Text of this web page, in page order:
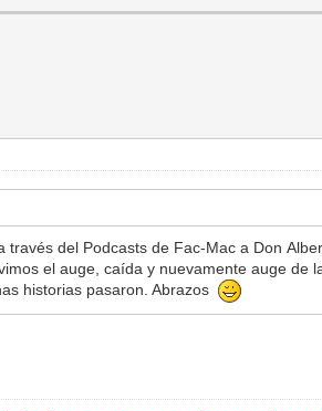
del Podcasts de Fac-Mac a Don
el auge, caída y nuevamente auge de
historias pasaron. Abrazos